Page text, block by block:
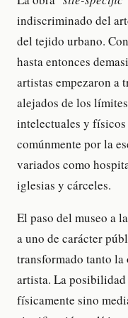
indiscriminado del
del tejido urbano.
hasta entonces
artistas empezaron a
alejados de los
intelectuales y físicos
comúnmente por la
variados como
iglesias y cárceles.
El paso del museo a
a uno de carácter
transformado tanto la
artista. La
físicamente sino